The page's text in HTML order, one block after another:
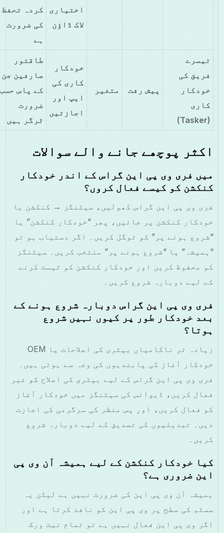
اختیاری
لاک ڈاؤن
کردہ تحفظ
کی ضرورت
ہے
تیسرے
فریق کی
خودکار
کاری
پیش رفت متغیر
خودکار
کاری کی
ایپ اور
اجازتیں
طاقتور
صارفین جن
کے پاس حسب
ضرورت
ٹرگر ہیں
اکثر پوچھے جانے والے سوالات
میں فری وی پی این گراس کے اندر خودکار
کنکشن کو کیسے فعال کروں؟
فری وی پی این گراس کھولیں، سیٹنگز → کنکشن یا
خودکار کنکشن پر جائیں، پھر “خودکار کنکشن” یا
“شروع ہونے پر” کو ٹوگل کریں۔ اگر دستیاب ہو تو
“ہمیشہ” یا “شروع ہونے پر” منتخب کریں۔ سیٹنگز
کو محفوظ کریں اور خودکار کنکشن کو ٹیسٹ کرنے
کے لیے دوبارہ شروع کریں۔
فری وی پی این گراس دوبارہ شروع ہونے کے
بعد خودکار طور پر کیوں نہیں شروع
ہوتا؟
زیادہ تر ناکامیاں بیٹری کی اصلاحات یا OEM
خودکار آغاز کی پابندیوں کی وجہ سے ہوتی ہیں۔
فری وی پی این گراس کے لیے بیٹری کی اصلاح کو غیر
فعال کریں، ڈیوائس کی سیٹنگز میں خودکار آغاز
کو فعال کریں، اور پس منظر کی سرگرمی کی اجازت
دیں۔ تبدیلیوں کی تصدیق کے لیے دوبارہ شروع
کریں۔
کیا خودکار کنکشن کے لیے ہمیشہ آن وی پی
این ضروری ہے؟
ہمیشہ آن وی پی این کی ضرورت نہیں ہے لیکن یہ
سسٹم کی سطح پر وی پی این کو نافذ کرتا ہے اور
اگر وی پی این فعال نہیں ہے تو تمام نیٹ ورک